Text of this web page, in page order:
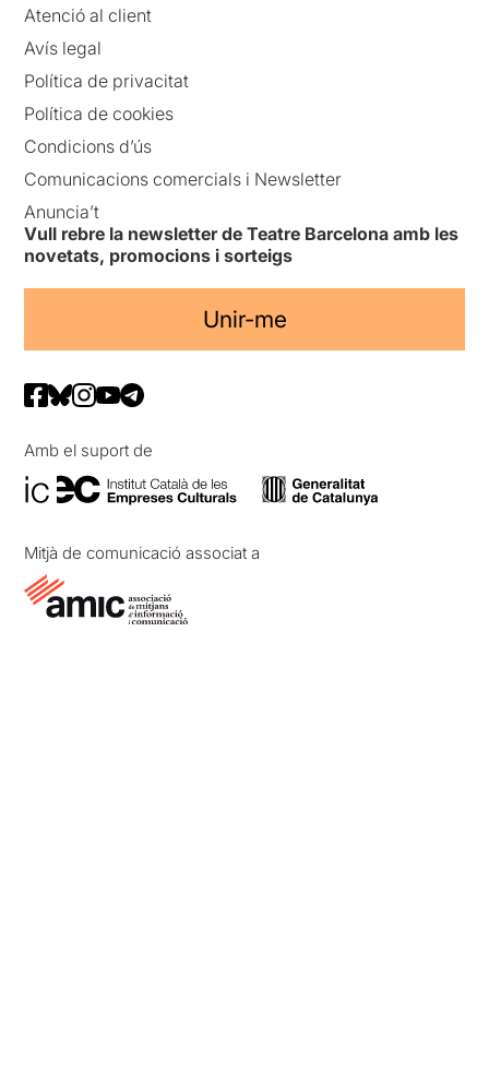
Atenció al client
Avís legal
Política de privacitat
Política de cookies
Condicions d’ús
Comunicacions comercials i Newsletter
Anuncia’t
Vull rebre la newsletter de Teatre Barcelona amb les
novetats, promocions i sorteigs
Unir-me
Amb el suport de
Mitjà de comunicació associat a